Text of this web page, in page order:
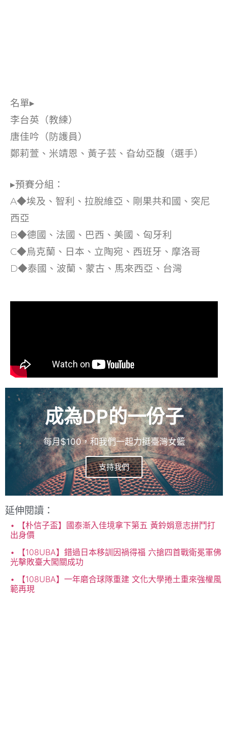
名單▸
李台英（教練）
唐佳吟（防護員）
鄭莉萱、米靖恩、黃子芸、旮幼亞馥（選手）
▸預賽分組：
A◆埃及、智利、拉脫維亞、剛果共和國、突尼
西亞
B◆德國、法國、巴西、美國、匈牙利
C◆烏克蘭、日本、立陶宛、西班牙、摩洛哥
D◆泰國、波蘭、蒙古、馬來西亞、台灣
成為DP的一份子
每月$100，和我們一起力挺臺灣女籃
支持我們
延伸閱讀：
【朴信子盃】國泰漸入佳境拿下第五 黃鈴娟意志拼鬥打
出身價
【108UBA】錯過日本移訓因禍得福 六搶四首戰衛冕軍佛
光擊敗臺大闖關成功
【108UBA】一年磨合球隊重建 文化大學捲土重來強權風
範再現